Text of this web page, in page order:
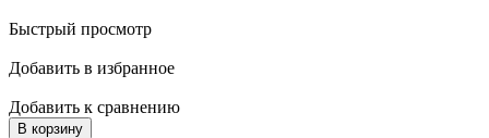
Быстрый просмотр
Добавить в избранное
Добавить к сравнению
В корзину